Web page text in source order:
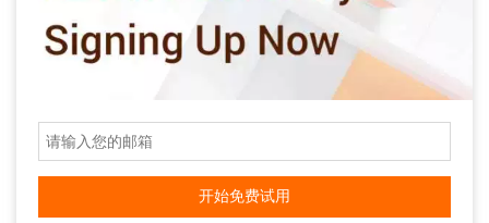
开始免费试用